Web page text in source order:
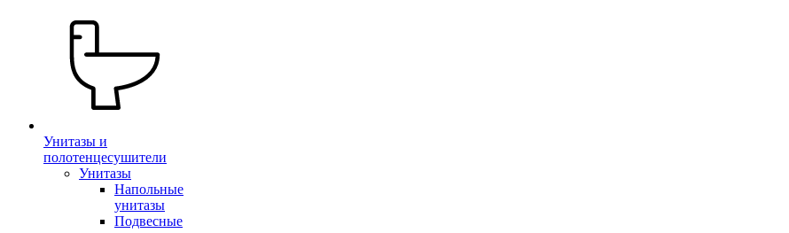
Унитазы и
полотенцесушители
Унитазы
Напольные
унитазы
Подвесные